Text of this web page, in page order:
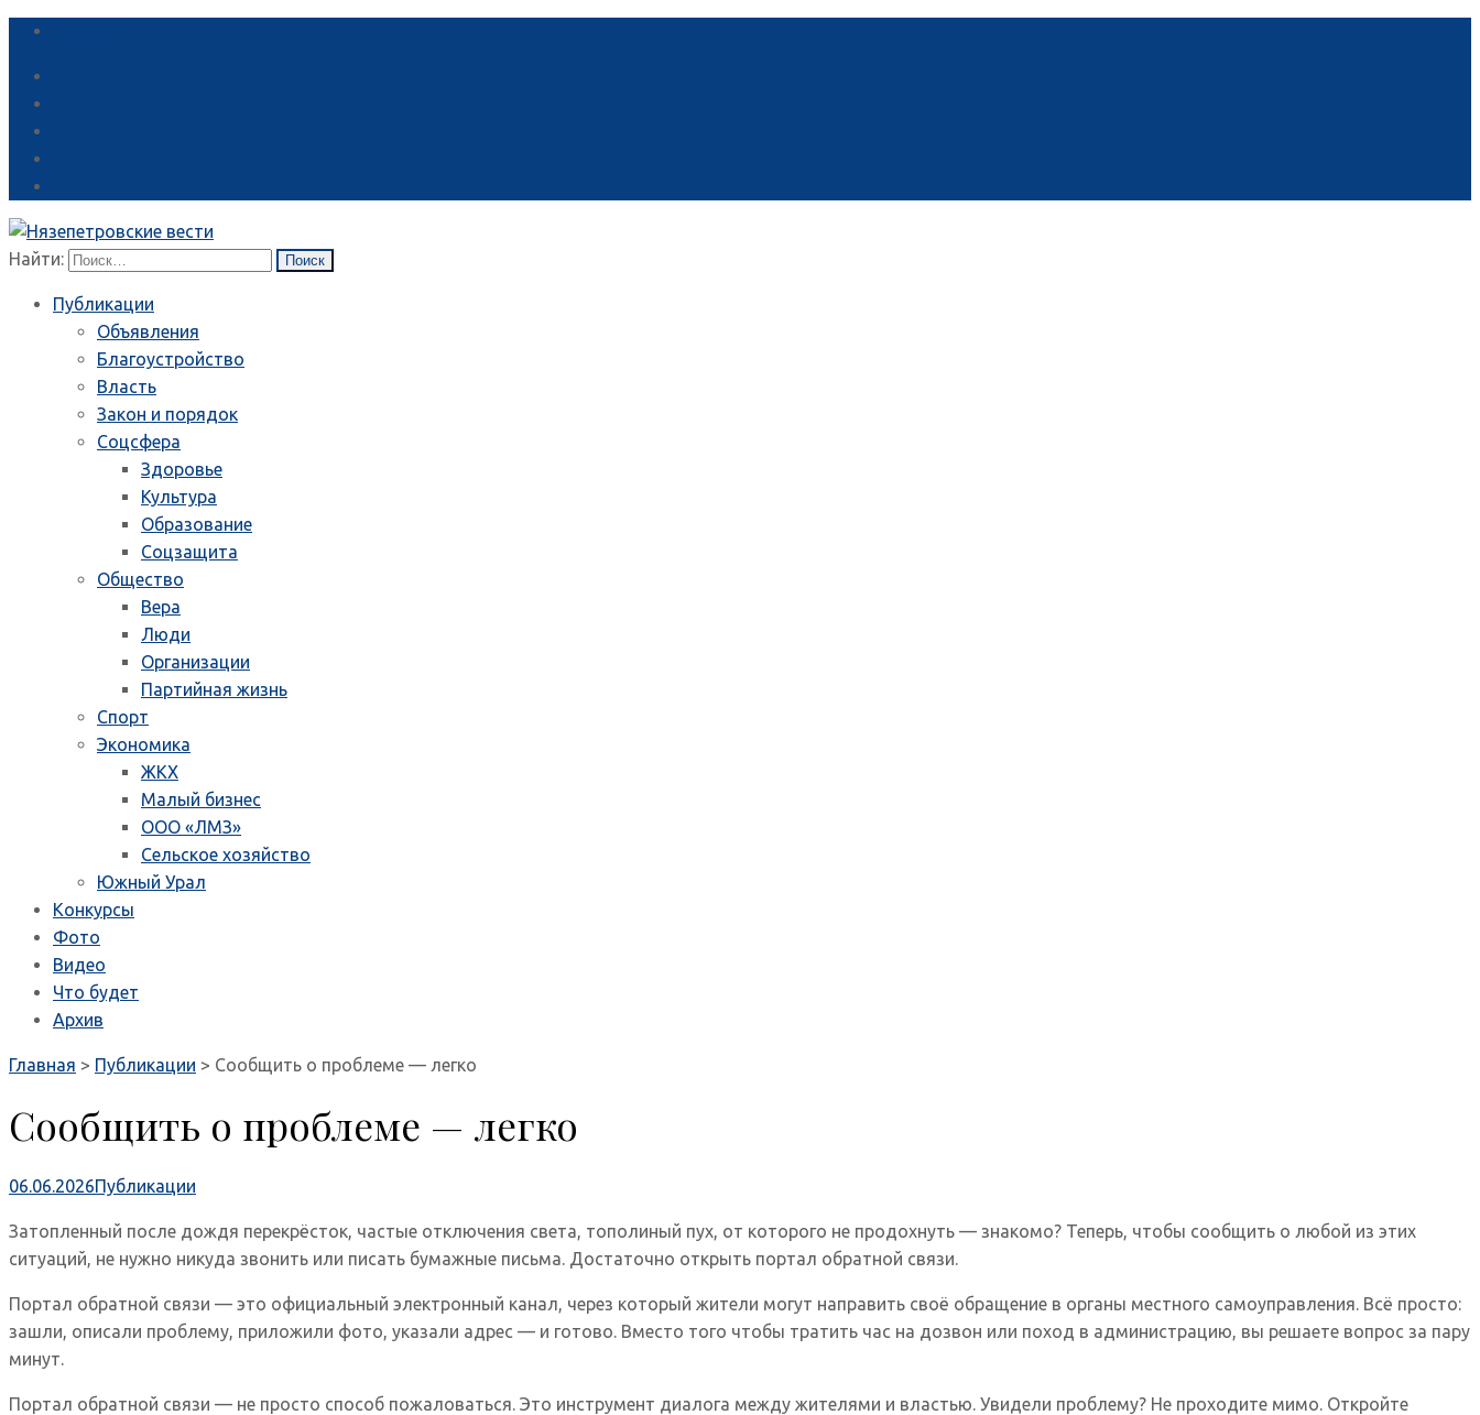
Найти:
Публикации
Объявления
Благоустройство
Власть
Закон и порядок
Соцсфера
Здоровье
Культура
Образование
Соцзащита
Общество
Вера
Люди
Организации
Партийная жизнь
Спорт
Экономика
ЖКХ
Малый бизнес
ООО «ЛМЗ»
Сельское хозяйство
Южный Урал
Конкурсы
Фото
Видео
Что будет
Архив
Главная > Публикации > Сообщить о проблеме — легко
Сообщить о проблеме — легко
06.06.2026Публикации
Затопленный после дождя перекрёсток, частые отключения света, тополиный пух, от которого не продохнуть — знакомо? Теперь, чтобы сообщить о любой из этих
ситуаций, не нужно никуда звонить или писать бумажные письма. Достаточно открыть портал обратной связи.
Портал обратной связи — это официальный электронный канал, через который жители могут направить своё обращение в органы местного самоуправления. Всё просто:
зашли, описали проблему, приложили фото, указали адрес — и готово. Вместо того чтобы тратить час на дозвон или поход в администрацию, вы решаете вопрос за пару
минут.
Портал обратной связи — не просто способ пожаловаться. Это инструмент диалога между жителями и властью. Увидели проблему? Не проходите мимо. Откройте